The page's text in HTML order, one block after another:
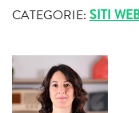
CATEGORIE: SITI